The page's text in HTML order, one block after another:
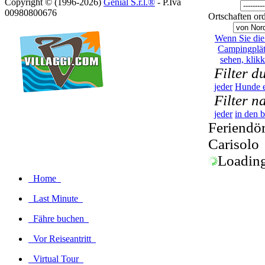
Ortschaften
Wenn Sie
sehen,
Filter
jeder Hunde
Filter
jeder in den
Carisolo
Copyright © (1996-2026) Genial S.r.l.® - P.Iva
00980800676
Home
Last Minute
Fähre buchen
Vor Reiseantritt
Virtual Tour